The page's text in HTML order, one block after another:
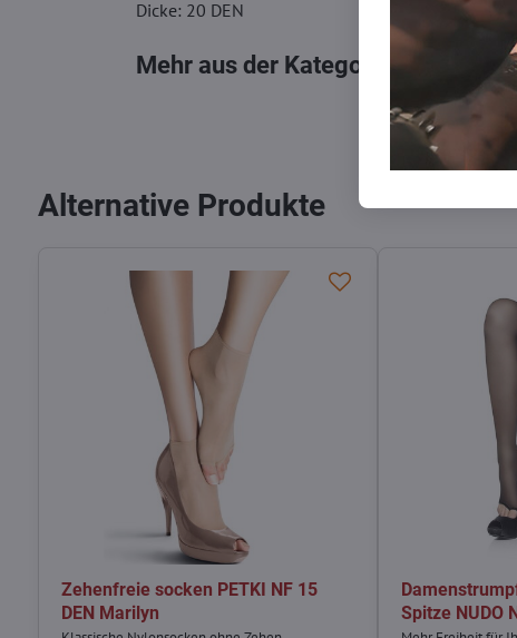
Dicke: 20 DEN
Mehr aus der Kategorie
Alternative Produkte
Zehenfreie socken PETKI NF 15
DEN Marilyn
Spitze NUDO